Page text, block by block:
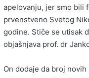
apelovanju, jer smo bili
prvenstveno Svetog
godine. Stiče se utisak
objašnjava prof. dr
On dodaje da broj